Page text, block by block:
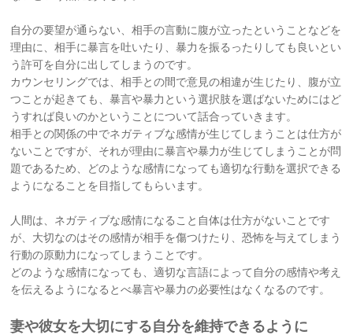
自分の要望が通らない、相手の言動に腹が立ったということなどを
理由に、相手に暴言を吐いたり、暴力を振るったりしても良いとい
う許可を自分に出してしまうのです。
カウンセリングでは、相手との間で意見の相違が生じたり、腹が立
つことが起きても、暴言や暴力という選択肢を選ばないためにはど
うすれば良いのかということについて話合っていきます。
相手との関係の中でネガティブな感情が生じてしまうことは仕方が
ないことですが、それが理由に暴言や暴力が生じてしまうことが問
題であるため、どのような感情になっても適切な行動を選択できる
ようになることを目指してもらいます。
人間は、ネガティブな感情になること自体は仕方がないことです
が、大切なのはその感情が相手を傷つけたり、恐怖を与えてしまう
行動の原動力になってしまうことです。
どのような感情になっても、適切な言語によって自分の感情や考え
を伝えるようになるとべ暴言や暴力の必要性はなくなるのです。
妻や彼女を大切にする自分を維持できるように